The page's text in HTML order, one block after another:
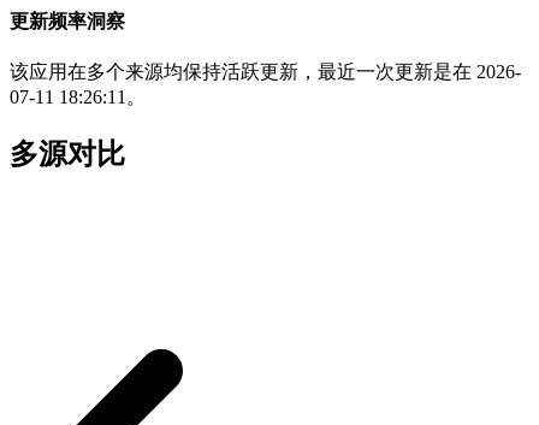
更新频率洞察
该应用在多个来源均保持活跃更新，最近一次更新是在 2026-
07-11 18:26:11。
多源对比